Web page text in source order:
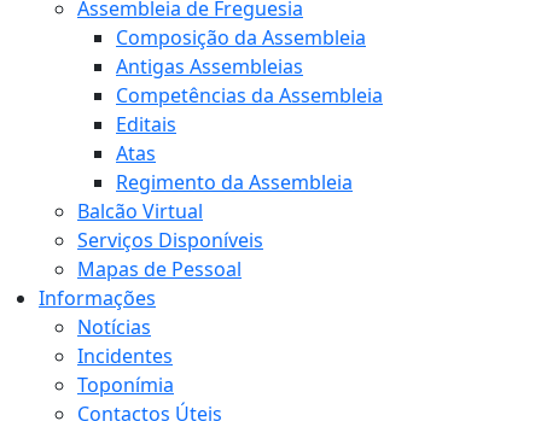
Assembleia de Freguesia
Composição da Assembleia
Antigas Assembleias
Competências da Assembleia
Editais
Atas
Regimento da Assembleia
Balcão Virtual
Serviços Disponíveis
Mapas de Pessoal
Informações
Notícias
Incidentes
Toponímia
Contactos Úteis